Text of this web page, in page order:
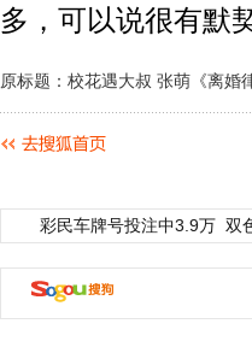
多，可以说很有默
原标题：校花遇大叔 张萌《离婚
彩民车牌号投注中3.9万 双